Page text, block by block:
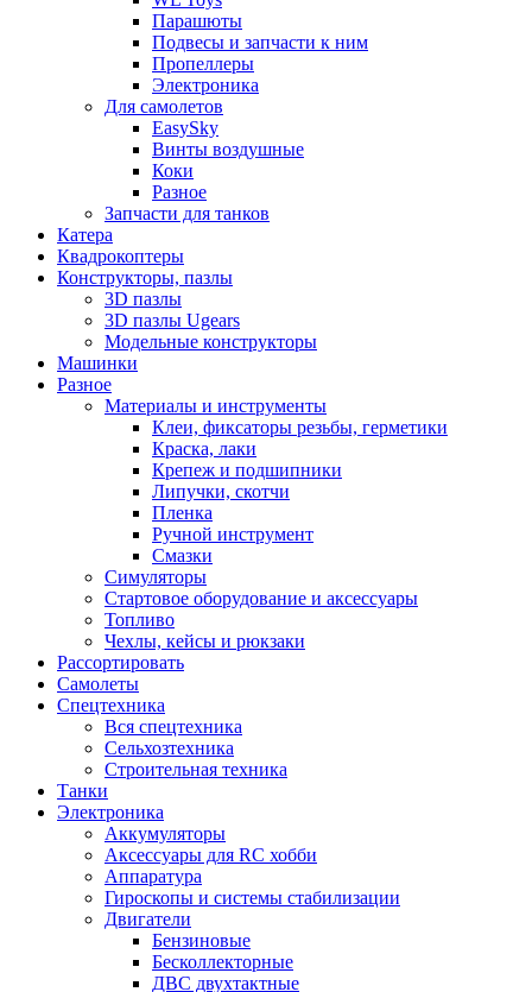
Парашюты
Подвесы и запчасти к ним
Пропеллеры
Электроника
Для самолетов
EasySky
Винты воздушные
Коки
Разное
Запчасти для танков
Катера
Квадрокоптеры
Конструкторы, пазлы
3D пазлы
3D пазлы Ugears
Модельные конструкторы
Машинки
Разное
Материалы и инструменты
Клеи, фиксаторы резьбы, герметики
Краска, лаки
Крепеж и подшипники
Липучки, скотчи
Пленка
Ручной инструмент
Смазки
Симуляторы
Стартовое оборудование и аксессуары
Топливо
Чехлы, кейсы и рюкзаки
Рассортировать
Самолеты
Спецтехника
Вся спецтехника
Сельхозтехника
Строительная техника
Танки
Электроника
Аккумуляторы
Аксессуары для RC хобби
Аппаратура
Гироскопы и системы стабилизации
Двигатели
Бензиновые
Бесколлекторные
ДВС двухтактные